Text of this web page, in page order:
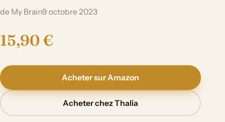
de My Brain9 octobre 2023
15,90 €
Acheter sur Amazon
Acheter chez Thalia